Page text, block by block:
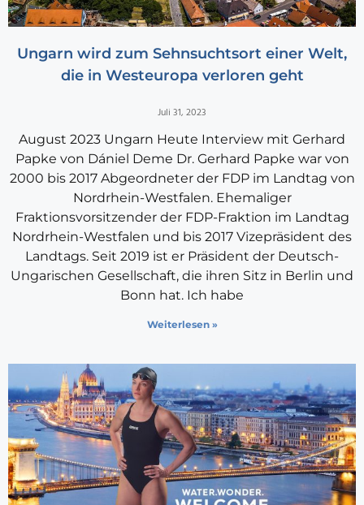
Ungarn wird zum Sehnsuchtsort einer Welt,
die in Westeuropa verloren geht
Juli 31, 2023
August 2023 Ungarn Heute Interview mit Gerhard
Papke von Dániel Deme Dr. Gerhard Papke war von
2000 bis 2017 Abgeordneter der FDP im Landtag von
Nordrhein-Westfalen. Ehemaliger
Fraktionsvorsitzender der FDP-Fraktion im Landtag
Nordrhein-Westfalen und bis 2017 Vizepräsident des
Landtags. Seit 2019 ist er Präsident der Deutsch-
Ungarischen Gesellschaft, die ihren Sitz in Berlin und
Bonn hat. Ich habe
Weiterlesen »